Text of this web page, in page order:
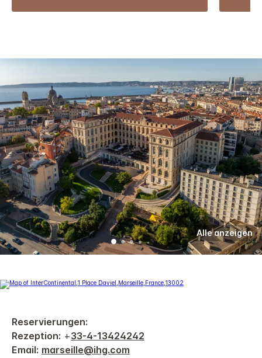
Alle anzeigen
Reservierungen:
Rezeption: +33-4-13424242
Email: marseille@ihg.com